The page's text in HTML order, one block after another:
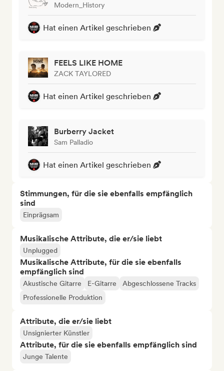
Modern_History
Hat einen Artikel geschrieben
FEELS LIKE HOME
ZACK TAYLORED
Hat einen Artikel geschrieben
Burberry Jacket
Sam Palladio
Hat einen Artikel geschrieben
Stimmungen, für die sie ebenfalls empfänglich
sind
Einprägsam
Musikalische Attribute, die er/sie liebt
Unplugged
Musikalische Attribute, für die sie ebenfalls
empfänglich sind
Akustische Gitarre E-Gitarre
Abgeschlossene Tracks
Professionelle Produktion
Attribute, die er/sie liebt
Unsignierter Künstler
Attribute, für die sie ebenfalls empfänglich sind
Junge Talente